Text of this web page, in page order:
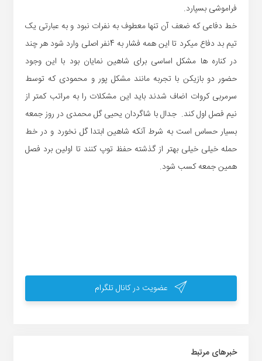
فراموشی بسپارد.
خط دفاعی که ضعف آن تنها معطوف به نفرات نبود و به عبارتی یک
تیم بد دفاع میکرد تا این همه فشار به 4نفر اصلی وارد شود هر چند
در کناره ها مشکل اساسی برای شاهین نمایان بود با این وجود
حضور دو بازیکن با تجربه مانند مشکل پور و محمودی که توسط
سرمربی کروات اضاف شدند باید این مشکلات را به مراتب کمتر از
نیم فصل اول کند. جدال با شاگردان یحیی گل محمدی در روز جمعه
بسیار حساس است به شرط آنکه شاهین ابتدا گل نخورد و در خط
حمله خیلی خیلی بهتر از گذشته حفظ توپ کنند تا اولین برد فصل
همین جمعه کسب شود.
عضویت در کانال تلگرام
خبر‌های مرتبط